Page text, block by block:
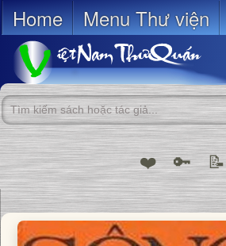
Home Menu Thư viện
❤️ 🔑 📝